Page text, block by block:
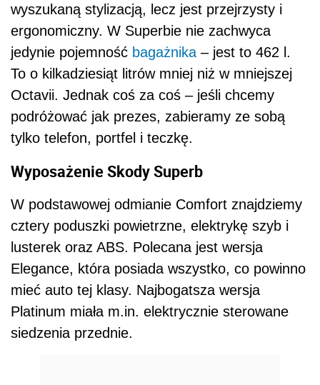
wyszukaną stylizacją, lecz jest przejrzysty i
ergonomiczny. W Superbie nie zachwyca
jedynie pojemność bagażnika – jest to 462 l.
To o kilkadziesiąt litrów mniej niż w mniejszej
Octavii. Jednak coś za coś – jeśli chcemy
podróżować jak prezes, zabieramy ze sobą
tylko telefon, portfel i teczkę.
Wyposażenie Skody Superb
W podstawowej odmianie Comfort znajdziemy
cztery poduszki powietrzne, elektrykę szyb i
lusterek oraz ABS. Polecana jest wersja
Elegance, która posiada wszystko, co powinno
mieć auto tej klasy. Najbogatsza wersja
Platinum miała m.in. elektrycznie sterowane
siedzenia przednie.